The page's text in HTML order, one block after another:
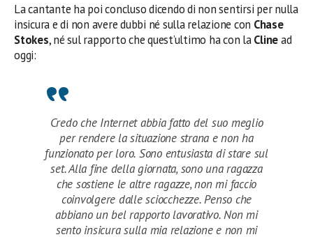
La cantante ha poi concluso dicendo di non sentirsi per nulla
insicura e di non avere dubbi né sulla relazione con Chase
Stokes, né sul rapporto che quest’ultimo ha con laClinead
oggi:
Credo che Internet abbia fatto del suo meglio
per rendere la situazione strana e non ha
funzionato per loro. Sono entusiasta di stare sul
set. Alla fine della giornata, sono una ragazza
che sostiene le altre ragazze, non mi faccio
coinvolgere dalle sciocchezze. Penso che
abbiano un bel rapporto lavorativo. Non mi
sento insicura sulla mia relazione e non mi